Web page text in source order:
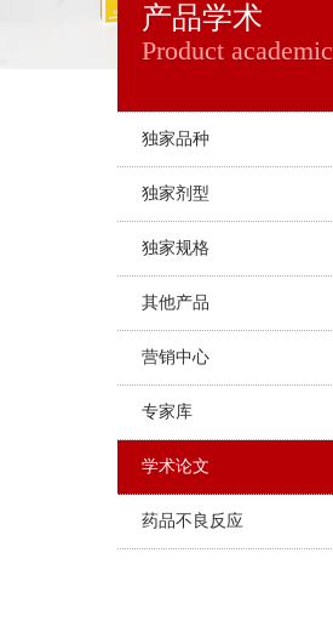
产品学术
Product academic
独家品种
独家剂型
独家规格
其他产品
营销中心
专家库
学术论文
药品不良反应